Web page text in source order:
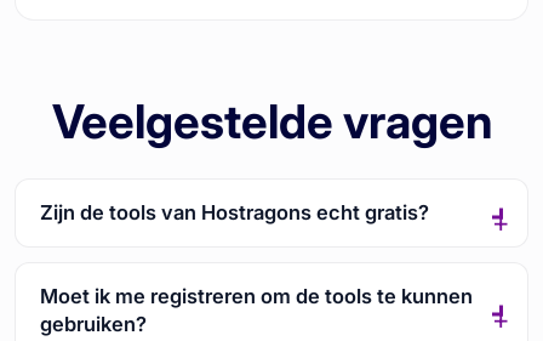
Veelgestelde vragen
Zijn de tools van Hostragons echt gratis?
Moet ik me registreren om de tools te kunnen
gebruiken?